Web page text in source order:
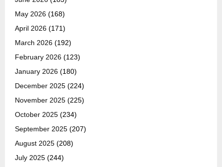
May 2026 (168)
April 2026 (171)
March 2026 (192)
February 2026 (123)
January 2026 (180)
December 2025 (224)
November 2025 (225)
October 2025 (234)
September 2025 (207)
August 2025 (208)
July 2025 (244)